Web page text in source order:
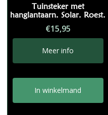
Tuinsteker met
hanglantaarn. Solar. Roest.
€15,95
Meer info
In winkelmand